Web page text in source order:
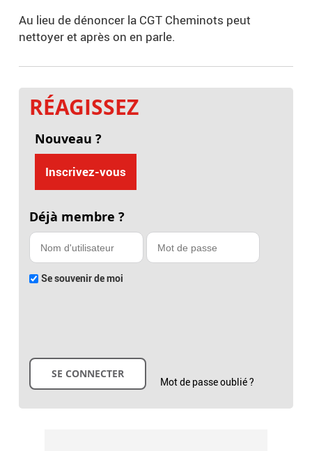
Au lieu de dénoncer la CGT Cheminots peut
nettoyer et après on en parle.
RÉAGISSEZ
Nouveau ?
Inscrivez-vous
Déjà membre ?
Se souvenir de moi
Mot de passe oublié ?